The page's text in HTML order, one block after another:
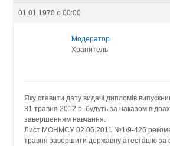
01.01.1970 о 00:00
Модератор
Хранитель
Яку ставити дату видачі дипломів
31 травня 2012 р. будуть за наказом
завершенням навчання.
Лист МОНМСУ 02.06.2011 №1/9-426
травня завершити державну атестацію за